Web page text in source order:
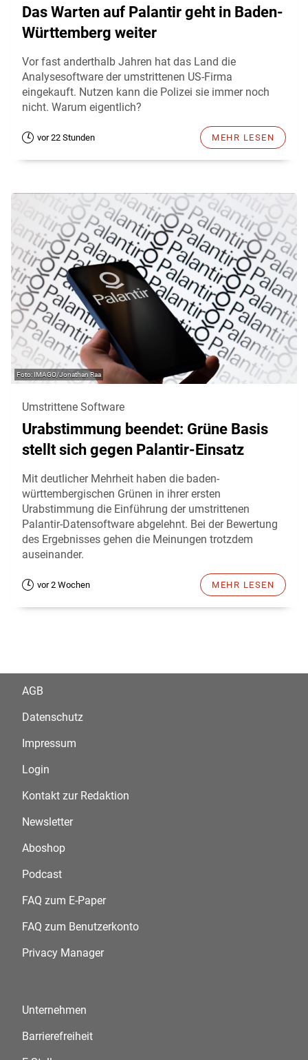
Das Warten auf Palantir geht in Baden-
Württemberg weiter
Vor fast anderthalb Jahren hat das Land die
Analysesoftware der umstrittenen US-Firma
eingekauft. Nutzen kann die Polizei sie immer noch
nicht. Warum eigentlich?
vor 22 Stunden MEHR LESEN
IMAGO/Jonathan Raa
Umstrittene Software
Urabstimmung beendet: Grüne Basis
stellt sich gegen Palantir-Einsatz
Mit deutlicher Mehrheit haben die baden-
württembergischen Grünen in ihrer ersten
Urabstimmung die Einführung der umstrittenen
Palantir-Datensoftware abgelehnt. Bei der Bewertung
des Ergebnisses gehen die Meinungen trotzdem
auseinander.
vor 2 Wochen MEHR LESEN
AGB
Datenschutz
Impressum
Login
Kontakt zur Redaktion
Newsletter
Aboshop
Podcast
FAQ zum E-Paper
FAQ zum Benutzerkonto
Privacy Manager
Unternehmen
Barrierefreiheit